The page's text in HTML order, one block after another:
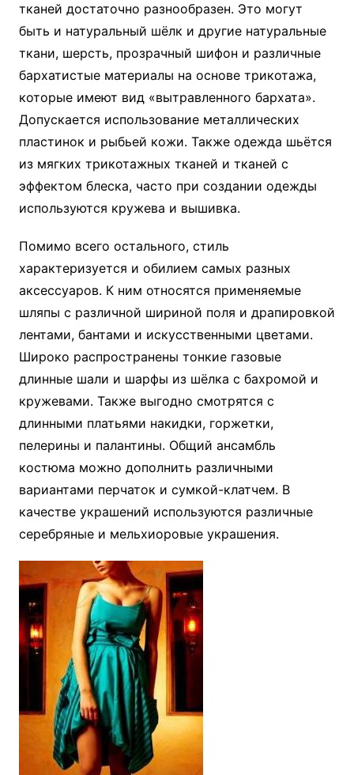
тканей достаточно разнообразен. Это могут
быть и натуральный шёлк и другие натуральные
ткани, шерсть, прозрачный шифон и различные
бархатистые материалы на основе трикотажа,
которые имеют вид «вытравленного бархата».
Допускается использование металлических
пластинок и рыбьей кожи. Также одежда шьётся
из мягких трикотажных тканей и тканей с
эффектом блеска, часто при создании одежды
используются кружева и вышивка.
Помимо всего остального, стиль
характеризуется и обилием самых разных
аксессуаров. К ним относятся применяемые
шляпы с различной шириной поля и драпировкой
лентами, бантами и искусственными цветами.
Широко распространены тонкие газовые
длинные шали и шарфы из шёлка с бахромой и
кружевами. Также выгодно смотрятся с
длинными платьями накидки, горжетки,
пелерины и палантины. Общий ансамбль
костюма можно дополнить различными
вариантами перчаток и сумкой-клатчем. В
качестве украшений используются различные
серебряные и мельхиоровые украшения.